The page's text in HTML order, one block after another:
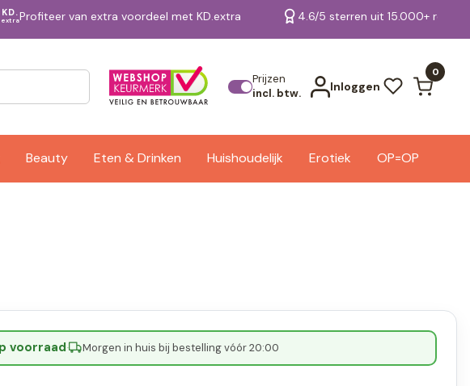
KD.
extraProfiteer van extra voordeel met KD.extra 4.6/5 sterren uit 15.000+
Prijzen
incl. btw.
Inloggen
0
Beauty Eten & Drinken Huishoudelijk Erotiek OP=OP
Bekijk alle resultaten
voorraad· Morgen in huis bij bestelling vóór 20:00